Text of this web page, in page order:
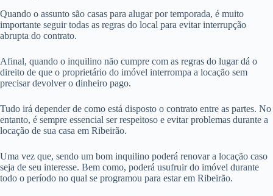
Quando o assunto são casas para alugar por temporada, é muito
importante seguir todas as regras do local para evitar interrupção
abrupta do contrato.
Afinal, quando o inquilino não cumpre com as regras do lugar dá o
direito de que o proprietário do imóvel interrompa a locação sem
precisar devolver o dinheiro pago.
Tudo irá depender de como está disposto o contrato entre as partes. No
entanto, é sempre essencial ser respeitoso e evitar problemas durante a
locação de sua casa em Ribeirão.
Uma vez que, sendo um bom inquilino poderá renovar a locação caso
seja de seu interesse. Bem como, poderá usufruir do imóvel durante
todo o período no qual se programou para estar em Ribeirão.